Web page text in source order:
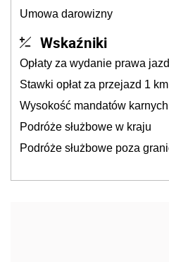
Umowa darowizny
Wskaźniki
Opłaty za wydanie prawa
Stawki opłat za przejazd 1
Wysokość mandatów karnych
Podróże służbowe w kraju
Podróże służbowe poza